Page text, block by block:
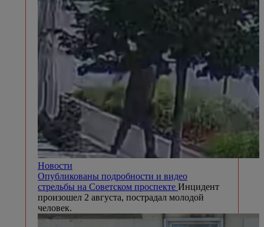
Новости
Опубликованы подробности и видео
стрельбы на Советском проспекте Инцидент
произошел 2 августа, пострадал молодой
человек.